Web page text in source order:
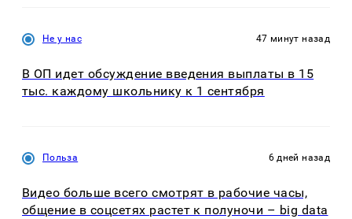
Не у нас 47 минут назад
В ОП идет обсуждение введения выплаты в 15
тыс. каждому школьнику к 1 сентября
Польза 6 дней назад
Видео больше всего смотрят в рабочие часы,
общение в соцсетях растет к полуночи – big data